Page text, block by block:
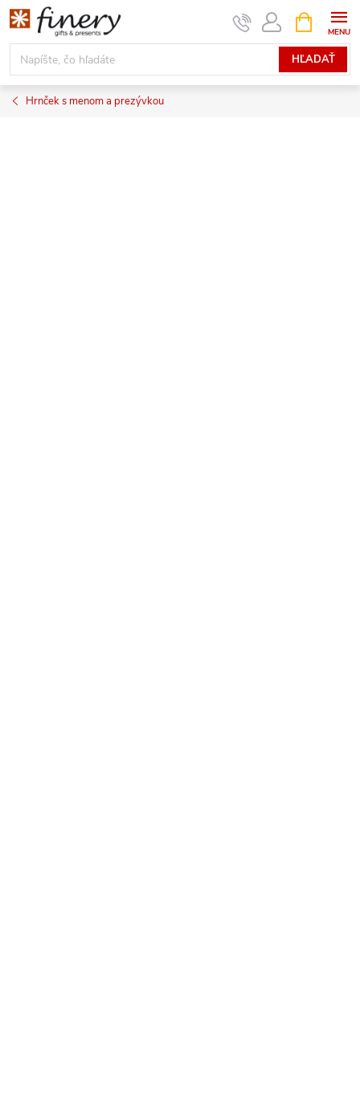
Prejsť
na
obsah
HĽADAŤ
KOŠÍK
Hrnček s menom a prezývkou